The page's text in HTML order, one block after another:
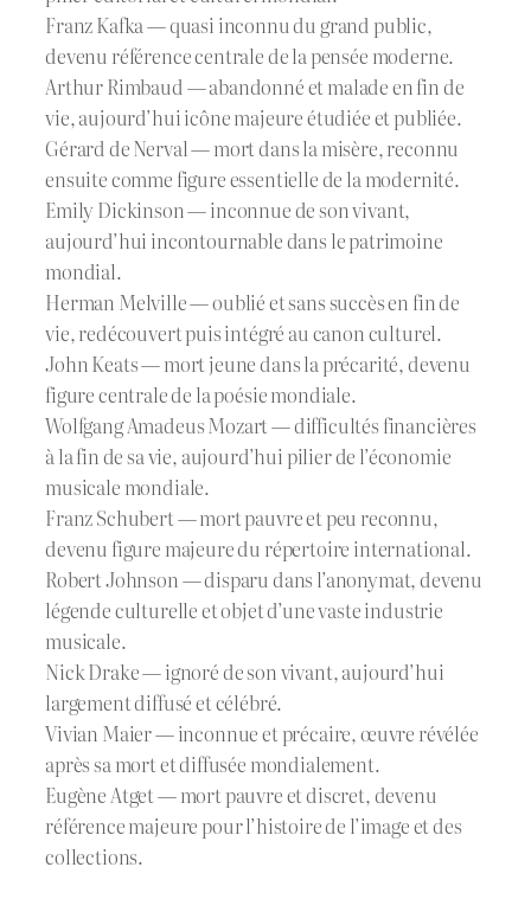
Franz Kafka — quasi inconnu du grand public,
devenu référence centrale de la pensée moderne.
Arthur Rimbaud — abandonné et malade en fin de
vie, aujourd’hui icône majeure étudiée et publiée.
Gérard de Nerval — mort dans la misère, reconnu
ensuite comme figure essentielle de la modernité.
Emily Dickinson — inconnue de son vivant,
aujourd’hui incontournable dans le patrimoine
mondial.
Herman Melville — oublié et sans succès en fin de
vie, redécouvert puis intégré au canon culturel.
John Keats — mort jeune dans la précarité, devenu
figure centrale de la poésie mondiale.
Wolfgang Amadeus Mozart — difficultés financières
à la fin de sa vie, aujourd’hui pilier de l’économie
musicale mondiale.
Franz Schubert — mort pauvre et peu reconnu,
devenu figure majeure du répertoire international.
Robert Johnson — disparu dans l’anonymat, devenu
légende culturelle et objet d’une vaste industrie
musicale.
Nick Drake — ignoré de son vivant, aujourd’hui
largement diffusé et célébré.
Vivian Maier — inconnue et précaire, œuvre révélée
après sa mort et diffusée mondialement.
Eugène Atget — mort pauvre et discret, devenu
référence majeure pour l’histoire de l’image et des
collections.